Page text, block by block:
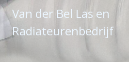
Ga
naar
inhoud
Van der Bel Las en
Radiateurenbedrijf